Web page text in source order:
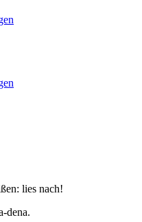
lies nach!
dena.